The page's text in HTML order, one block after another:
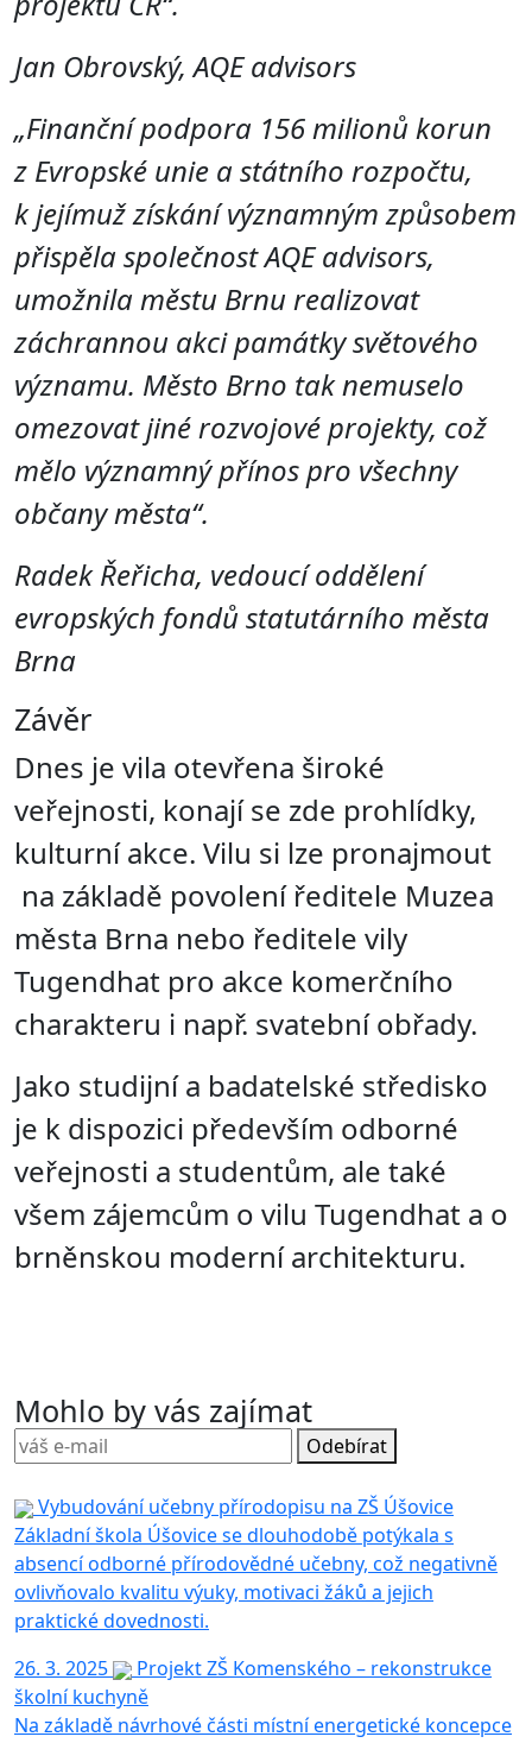
Jan Obrovský, AQE advisors
„Finanční podpora 156 milionů korun
z Evropské unie a státního rozpočtu,
k jejímuž získání významným způsobem
přispěla společnost AQE advisors,
umožnila městu Brnu realizovat
záchrannou akci památky světového
významu. Město Brno tak nemuselo
omezovat jiné rozvojové projekty, což
mělo významný přínos pro všechny
občany města“.
Radek Řeřicha, vedoucí oddělení
evropských fondů statutárního města
Brna
Závěr
Dnes je vila otevřena široké
veřejnosti, konají se zde prohlídky,
kulturní akce. Vilu si lze pronajmout
na základě povolení ředitele Muzea
města Brna nebo ředitele vily
Tugendhat pro akce komerčního
charakteru i např. svatební obřady.
Jako studijní a badatelské středisko
je k dispozici především odborné
veřejnosti a studentům, ale také
všem zájemcům o vilu Tugendhat a o
brněnskou moderní architekturu.
Mohlo by vás zajímat
Odebírat
Vybudování učebny přírodopisu na ZŠ Úšovice
Základní škola Úšovice se dlouhodobě potýkala s
absencí odborné přírodovědné učebny, což negativně
ovlivňovalo kvalitu výuky, motivaci žáků a jejich
praktické dovednosti.
26. 3. 2025
Projekt ZŠ Komenského – rekonstrukce
školní kuchyně
Na základě návrhové části místní energetické koncepce